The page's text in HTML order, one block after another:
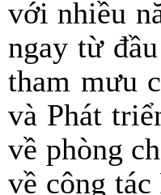
với nhiều
ngay từ
tham mưu
và Phát
về phòng
về công